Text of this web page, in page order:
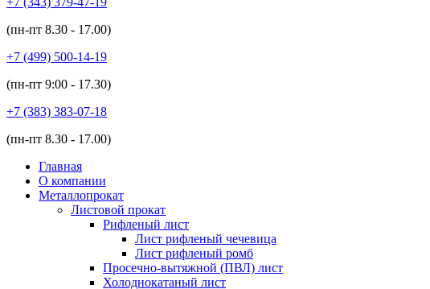
(пн-пт 8.30 - 17.00)
+7 (499) 500-14-19
(пн-пт 9:00 - 17.30)
+7 (383) 383-07-18
(пн-пт 8.30 - 17.00)
Главная
О компании
Металлопрокат
Листовой прокат
Рифленый лист
Лист рифленый чечевица
Лист рифленый ромб
Просечно-вытяжной (ПВЛ) лист
Холоднокатаный лист